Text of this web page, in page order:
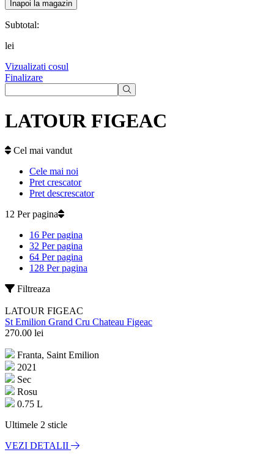
Inapoi la magazin
Subtotal:
lei
Vizualizati cosul
Finalizare
LATOUR FIGEAC
Cel mai vandut
Cele mai noi
Pret crescator
Pret descrescator
12 Per pagina
16 Per pagina
32 Per pagina
64 Per pagina
128 Per pagina
Filtreaza
LATOUR FIGEAC
St Emilion Grand Cru Chateau Figeac
270.00 lei
Franta, Saint Emilion
2021
Sec
Rosu
0.75 L
Ultimele 2 sticle
VEZI DETALII